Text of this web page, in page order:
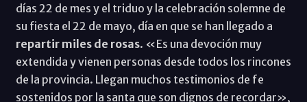
días 22 de mes y el triduo y la celebración solemne de
su fiesta el 22 de mayo, día en que se han llegado a
repartir miles de rosas. «Es una devoción muy
extendida y vienen personas desde todos los rincones
de la provincia. Llegan muchos testimonios de fe
sostenidos por la santa que son dignos de recordar»,